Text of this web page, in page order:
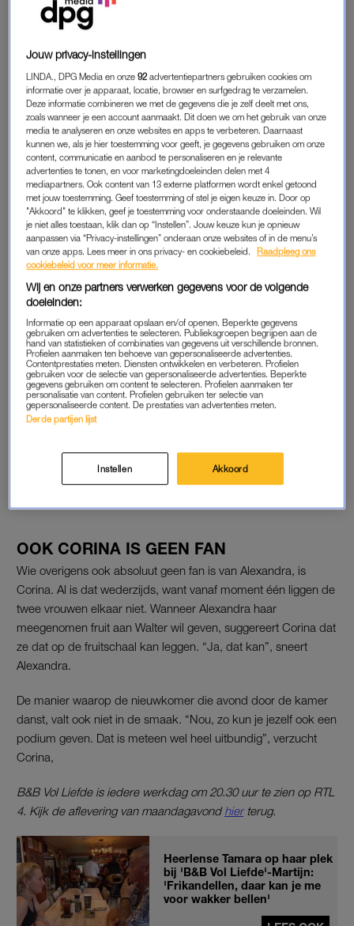
Alexandra (spreek uit: Alejandra).
weet dat zij tantramassages geeft en dat ze met tantra bezig
is. Ik kijk er wel een beetje tegenop, want er zijn verschillende
soorten tantra. Met tantra kan je puur omgaan, maar je kan het
ook beïnvloeden. Ik hoop dat ze niet zo trekkerig is.”
‘SNEL OP UITGEKEKEN’
Dat blijkt ze in zijn ogen wél te zijn. En wanneer ze aankomt bij
Walters b&b, is hij dan ook meteen in de war. “Die heeft zich
sexy aangekleed. Die ziet er uitdagend uit. Bruisend.
Misschien is dat wel een trucje om me te verleiden.” Als ze
vervolgens een gigantische houten penis uit haar koffer
tevoorschijn tovert en die in haar kamer uitstalt, wordt Walters
vermoeden bevestigd. Een “trukendoos”, noemt hij haar later.
Na het avondeten – waarbij Alexandra niets doet – komt hij
nog een keer terug op die eerdere uitspraken. Zelf fladdert de
nieuwkomer wild door de woonkamer en danst ze op de
bank, maar Walter houdt zich afzijdig. “Dit soort gedrag kan je
zeker onder de noemer trucjes plaatsen, in plaats van
dan ben ik er wel snel op uitgekeken. Ik hoef niet verleid te
worden. Dat heb ik wel gehad, dat vind ik niet meer
OOK CORINA IS GEEN FAN
Wie overigens ook absoluut geen fan is van Alexandra, is
Corina. Al is dat wederzijds, want vanaf moment één liggen de
twee vrouwen elkaar niet. Wanneer Alexandra haar
meegenomen fruit aan Walter wil geven, suggereert Corina dat
ze dat op de fruitschaal kan leggen. “Ja, dat kan”, sneert
Alexandra.
De manier waarop de nieuwkomer die avond door de kamer
danst, valt ook niet in de smaak. “Nou, zo kun je jezelf ook een
podium geven. Dat is meteen wel heel uitbundig”, verzucht
Corina,
B&B Vol Liefde is iedere werkdag om 20.30 uur te zien op RTL
4. Kijk de aflevering van maandagavondhierterug.
Heerlense Tamara op haar plek
bij 'B&B Vol Liefde'-Martijn:
'Frikandellen, daar kan je me
voor wakker bellen'
Jouw privacy-instellingen
LINDA., DPG Media en onze92 advertentiepartners gebruiken cookies om
informatie over je apparaat, locatie, browser en surfgedrag te verzamelen.
Deze informatie combineren we met de gegevens die je zelf deelt met ons,
zoals wanneer je een account aanmaakt. Dit doen we om het gebruik van onze
media te analyseren en onze websites en apps te verbeteren. Daarnaast
kunnen we, als je hier toestemming voor geeft, je gegevens gebruiken om onze
content, communicatie en aanbod te personaliseren en je relevante
advertenties te tonen, en voor marketingdoeleinden delen met 4
mediapartners. Ook content van 13 externe platformen wordt enkel getoond
met jouw toestemming. Geef toestemming of stel je eigen keuze in. Door op
"Akkoord" te klikken, geef je toestemming voor onderstaande doeleinden. Wil
je niet alles toestaan, klik dan op “Instellen”. Jouw keuze kun je opnieuw
aanpassen via “Privacy-instellingen” onderaan onze websites of in de menu’s
van onze apps. Lees meer in ons privacy- en cookiebeleid.
Raadpleeg ons
cookiebeleid voor meer informatie.
Wij en onze partners verwerken gegevens voor de volgende
doeleinden:
Informatie op een apparaat opslaan en/of openen. Beperkte gegevens
gebruiken om advertenties te selecteren. Publieksgroepen begrijpen aan de
hand van statistieken of combinaties van gegevens uit verschillende bronnen.
Profielen aanmaken ten behoeve van gepersonaliseerde advertenties.
Contentprestaties meten. Diensten ontwikkelen en verbeteren. Profielen
gebruiken voor de selectie van gepersonaliseerde advertenties. Beperkte
gegevens gebruiken om content te selecteren. Profielen aanmaken ter
personalisatie van content. Profielen gebruiken ter selectie van
gepersonaliseerde content. De prestaties van advertenties meten.
Derde partijen lijst
Instellen Akkoord